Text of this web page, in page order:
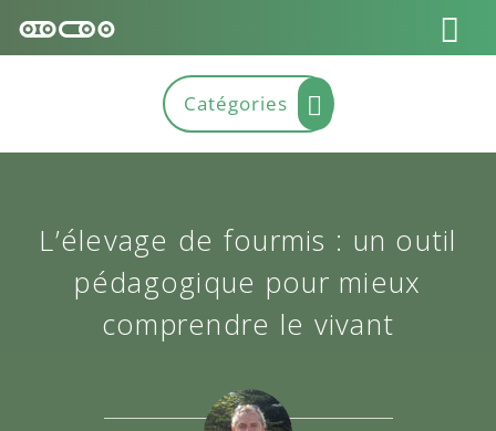
L’élevage de fourmis : un outil
pédagogique pour mieux
comprendre le vivant